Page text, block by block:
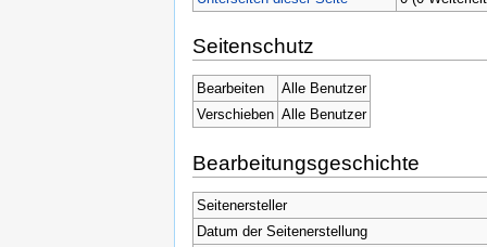
Seitenschutz
Bearbeiten
Alle Benutzer
Verschieben Alle Benutzer
Bearbeitungsgeschichte
Seitenersteller
Datum der Seitenerstellung